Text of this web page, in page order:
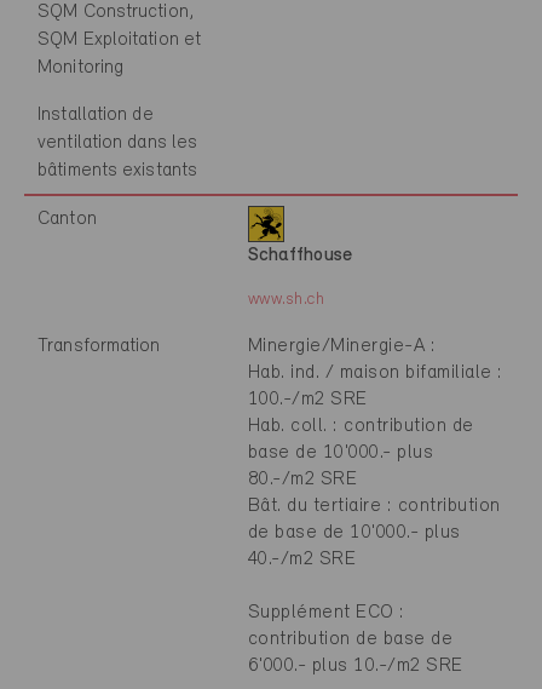
SQM Construction,
SQM Exploitation et
Monitoring
Installation de
ventilation dans les
bâtiments existants
Canton
Schaffhouse
www.sh.ch
Transformation
Minergie/Minergie-A :
Hab. ind. / maison bifamiliale :
100.-/m2 SRE
Hab. coll. : contribution de
base de 10'000.- plus
80.-/m2 SRE
Bât. du tertiaire : contribution
de base de 10'000.- plus
40.-/m2 SRE
Supplément ECO :
contribution de base de
6'000.- plus 10.-/m2 SRE